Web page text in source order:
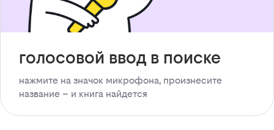
голосовой ввод в поиске
нажмите на значок микрофона, произнесите
название – и книга найдется